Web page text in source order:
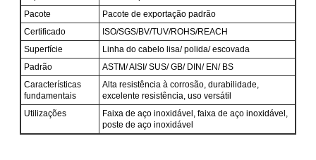
Pacote
Pacote de exportação padrão
Certificado
ISO/SGS/BV/TUV/ROHS/REACH
Superfície
Linha do cabelo lisa/ polida/ escovada
Padrão
ASTM/ AISI/ SUS/ GB/ DIN/ EN/ BS
Características
fundamentais
Alta resistência à corrosão, durabilidade,
excelente resistência, uso versátil
Utilizações
Faixa de aço inoxidável, faixa de aço inoxidável,
poste de aço inoxidável